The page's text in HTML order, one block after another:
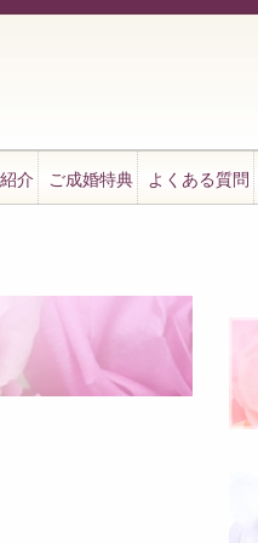
介 ご成婚特典 よくある質問